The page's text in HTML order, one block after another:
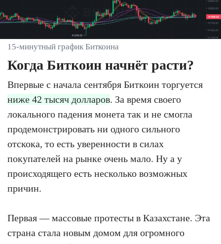
15-минутный график Биткоина
Когда Биткоин начнёт расти?
Впервые с начала сентября Биткоин торгуется
ниже 42 тысяч долларов. За время своего
локального падения монета так и не смогла
продемонстрировать ни одного сильного
отскока, то есть уверенности в силах
покупателей на рынке очень мало. Ну а у
происходящего есть несколько возможных
причин.
Первая — массовые протесты в Казахстане. Эта
страна стала новым домом для огромного